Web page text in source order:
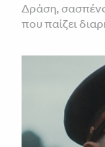
Δράση,
που παίζει